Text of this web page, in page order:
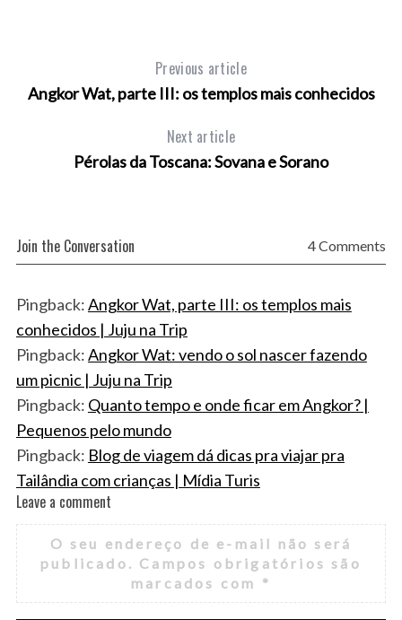
Previous article
Angkor Wat, parte III: os templos mais conhecidos
Next article
Pérolas da Toscana: Sovana e Sorano
Join the Conversation 4 Comments
Pingback:Angkor Wat, parte III: os templos mais
conhecidos | Juju na Trip
Pingback:Angkor Wat: vendo o sol nascer fazendo
um picnic | Juju na Trip
Pingback: Quanto tempo e onde ficar em Angkor? |
Pequenos pelo mundo
Pingback: Blog de viagem dá dicas pra viajar pra
Tailândia com crianças | Mídia Turis
L
e
a
v
e
Leave a comment
O seu endereço de e-mail não será
publicado. Campos obrigatórios são
marcados com *